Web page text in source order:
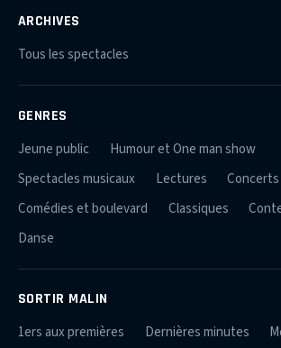
ARCHIVES
Tous les spectacles
GENRES
Jeune public
Humour et One man show
Spectacles musicaux
Lectures
Concerts
Comédies et boulevard
Classiques
Danse
SORTIR MALIN
1ers aux premières Dernières minutes